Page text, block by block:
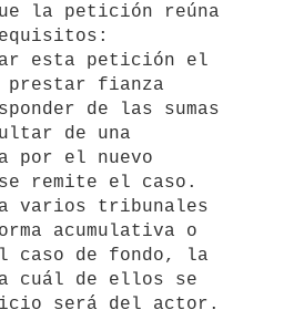
la petición reúna
esta petición el
prestar fianza
de las sumas
de una
por el nuevo
remite el caso.
varios tribunales
acumulativa o
caso de fondo, la
cuál de ellos se
será del actor.